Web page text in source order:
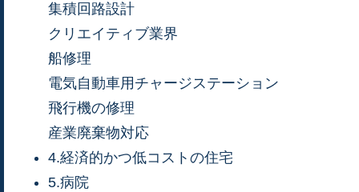
集積回路設計
クリエイティブ業界
船修理
電気自動車用チャージステーション
飛行機の修理
産業廃棄物対応
4.経済的かつ低コストの住宅
5.病院